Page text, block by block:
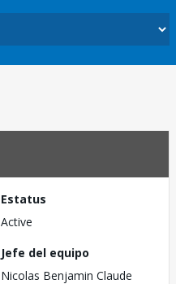
Estatus
Active
Jefe del equipo
Nicolas Benjamin Claude